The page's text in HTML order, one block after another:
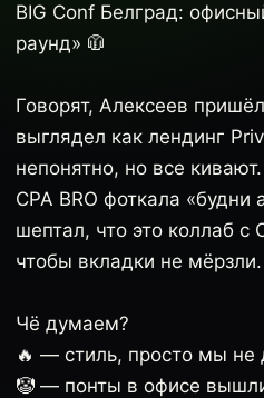
BIG Conf Белград:
раунд» 🧥
Говорят, Алексеев
выглядел как лендинг
непонятно, но все
CPA BRO фоткала «будни
шептал, что это коллаб
чтобы вкладки не мёрзли.
Чё думаем?
🔥 — стиль, просто мы не
🤡 — понты в офисе